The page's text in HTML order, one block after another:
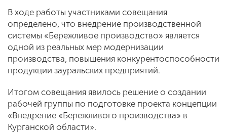
В ходе работы участниками совещания
определено, что внедрение производственной
системы «Бережливое производство» является
одной из реальных мер модернизации
производства, повышения конкурентоспособности
продукции зауральских предприятий.
Итогом совещания явилось решение о создании
рабочей группы по подготовке проекта концепции
«Внедрение «Бережливого производства» в
Курганской области».